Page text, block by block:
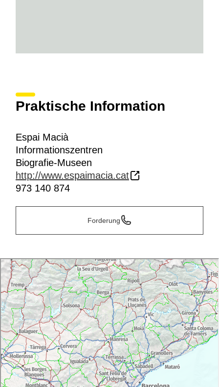
Praktische Information
Espai Macià
Informationszentren
Biografie-Museen
http://www.espaimacia.cat
973 140 874
Forderung